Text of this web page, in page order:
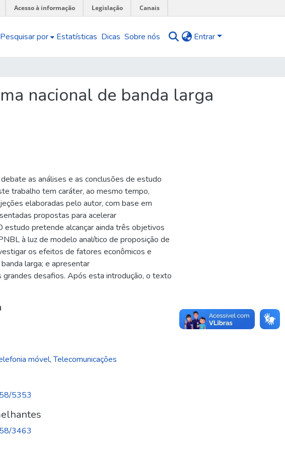
Acesso à informação Legislação Canais
Pesquisar por Estatísticas Dicas Sobre nós Entrar
nacional de banda larga
as análises e as conclusões de estudo
trabalho tem caráter, ao mesmo tempo,
elaboradas pelo autor, com base em
propostas para acelerar
estudo pretende alcançar ainda três objetivos
à luz de modelo analítico de proposição de
os efeitos de fatores econômicos e
larga; e apresentar
desafios. Após esta introdução, o texto
móvel,Telecomunicações
5353
3463